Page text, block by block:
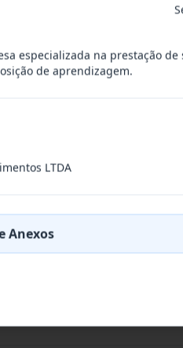
PARA FUTURA E EVENTUAL
PARA A CONTRATAÇÃO DE
especializada na prestação
de aprendizagem.
LTDA
Anexos